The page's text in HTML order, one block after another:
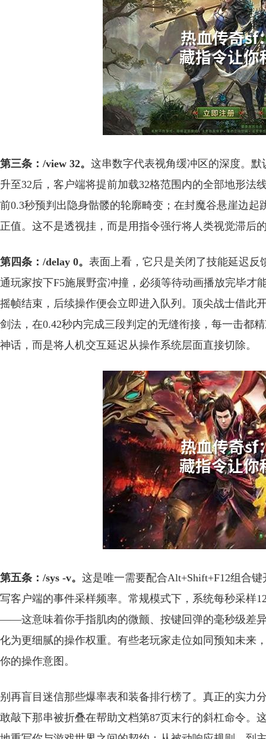
第三条：/view 32。 这串数字代表视角缓冲区的深度。
升至32后，客户端将提前加载32格范围内的全部地形法
前0.3秒预判出隐身骷髅的轮廓畸变；在封魔谷悬崖边
正值。这不是透视挂，而是用指令强行将人类视觉滞后
第四条：/delay 0。 表面上看，它只是关闭了技能延迟
通玩家按下F5施展野蛮冲撞，必须等待动画播放完毕才
摇帧结束，后续操作便会立即进入队列。顶尖战士借
剑法，在0.42秒内完成三段判定的无缝衔接，每一击都
神话，而是将人机交互延迟从操作系统层面直接切除。
第五条：/sys -v。 这是唯一需要配合Alt+Shift+F12组合
写客户端的事件采样频率。常规模式下，系统每秒采样
——这意味着你手指肌肉的微颤、按键回弹的毫秒级差
化为更细腻的操作权重。有些老玩家走位如同预知未来
你的操作意图。
别再盲目迷信那些爆率表和装备排行榜了。真正的实力
敢敲下那串被折叠在帮助文档第87页末行的斜杠命令。